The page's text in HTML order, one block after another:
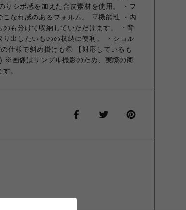
りシボ感を加えた合皮素材を使用。 ・フ
こなれ感のあるフォルム。 ▽機能性 ・内
も分けて収納していただけます。 ・背
出したいものの収納に便利。 ・ショル
仕様で斜め掛けも◎ 【対応しているも
※画像はサンプル撮影のため、実際の商
。